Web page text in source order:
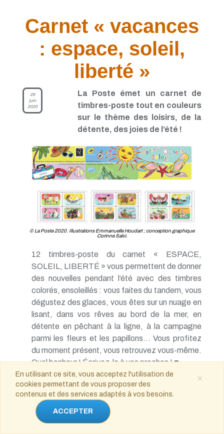
Carnet « vacances
: espace, soleil,
liberté »
29
juin
2020
La Poste émet un carnet de
timbres-poste tout en couleurs
sur le thème des loisirs, de la
détente, des joies de l’été !
© La Poste 2020. Illustrations Emmanuelle Houdart ; conception graphique
Corinne Salvi.
12 timbres-poste du carnet « ESPACE,
SOLEIL, LIBERTÉ » vous permettent de donner
des nouvelles pendant l’été avec des timbres
colorés, ensoleillés : vous faites du tandem, vous
dégustez des glaces, vous êtes sur un nuage en
lisant, dans vos rêves au bord de la mer, en
détente en pêchant à la ligne, à la campagne
parmi les fleurs et les papillons... Vous profitez
du moment présent, vous retrouvez vous-même.
Quel bonheur ! Écrivez-le à vos proches ! ■
Affranchissement pour Lettre Verte 20g
×
En utilisant ce site, vous acceptez l'utilisation de
cookies permettant de vous proposer des
contenus et des services adaptés à vos besoins.
ACCEPTER